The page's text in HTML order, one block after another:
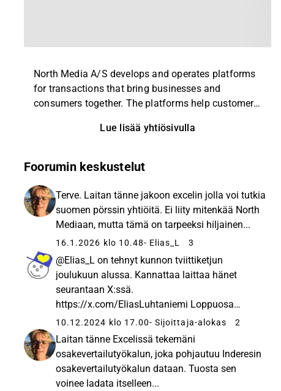
North Media A/S develops and operates platforms
for transactions that bring businesses and
consumers together. The platforms help customers
groceries, rental housing or digital access
leader and has been listed on OMX Nasdaq
long-term value creation and stable return on
capital and has a policy to pay out dividend based
on the financial performance. North Media is
comprises FK Distribution and SDR Svensk
Direktreklam and both companies are among the
leading distributors of leaflets and local
newspapers in Denmark and Sweden, respectively.
Last Mile is a mature business area with solid
earnings and cash flows. 2) Digital Services
consists of BoligPortal, Dayli and Bekey, all with
the potential for growth, rising profitability, and
scalability. BoligPortal is Denmark’s leading home
rental platform, offering services to both landlords
Lue lisää yhtiösivulla
Foorumin keskustelut
Terve. Laitan tänne jakoon excelin jolla voi tutkia
suomen pörssin yhtiöitä. Ei liity mitenkää North
Mediaan, mutta tämä on tarpeeksi hiljainen...
16.1.2026 klo 10.48- Elias_L 3
@Elias_L on tehnyt kunnon tviittiketjun
joulukuun alussa. Kannattaa laittaa hänet
seurantaan X:ssä.
https://x.com/EliasLuhtaniemi Loppuosa
tviittiketj...
10.12.2024 klo 17.00- Sijoittaja-alokas 2
Laitan tänne Excelissä tekemäni
osakevertailutyökalun, joka pohjautuu Inderesin
osakevertailutyökalun dataan. Tuosta sen
voinee ladata itselleen...